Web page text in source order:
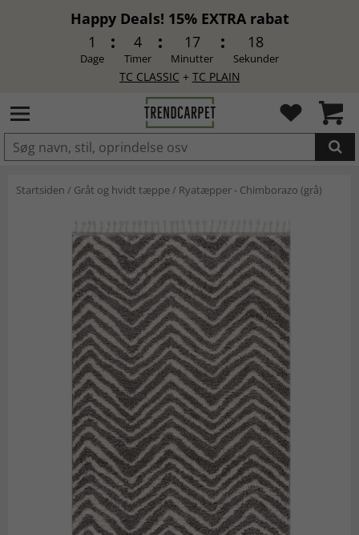
Happy Deals! 15% EXTRA rabat
1
Dage
4
Timer
17
Minutter
17
Sekunder
TC CLASSIC + TC PLAIN
LAGT I INDKØBSKURVEN.
Startsiden / Gråt og hvidt tæppe/ Ryatæpper - Chimborazo (grå)